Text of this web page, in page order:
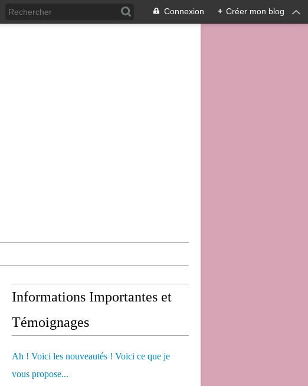
Connexion + Créer mon blog
Informations Importantes et
Témoignages
Ah ! Voici les nouveautés ! Voici ce que je
vous propose...